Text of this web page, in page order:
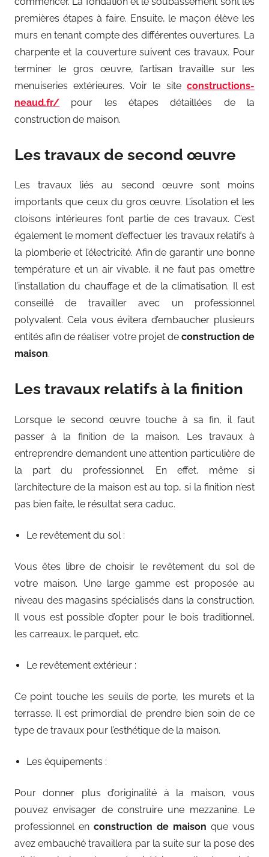
premières étapes à faire. Ensuite, le maçon élève les
murs en tenant compte des différentes ouvertures. La
charpente et la couverture suivent ces travaux. Pour
terminer le gros œuvre, l’artisan travaille sur les
menuiseries extérieures. Voir le site constructions-
neaud.fr/ pour les étapes détaillées de la
construction de maison.
Les travaux de second œuvre
Les travaux liés au second œuvre sont moins
importants que ceux du gros œuvre. L’isolation et les
cloisons intérieures font partie de ces travaux. C’est
également le moment d’effectuer les travaux relatifs à
la plomberie et l’électricité. Afin de garantir une bonne
température et un air vivable, il ne faut pas omettre
l’installation du chauffage et de la climatisation. Il est
conseillé de travailler avec un professionnel
polyvalent. Cela vous évitera d’embaucher plusieurs
entités afin de réaliser votre projet de construction de
maison.
Les travaux relatifs à la finition
Lorsque le second œuvre touche à sa fin, il faut
passer à la finition de la maison. Les travaux à
entreprendre demandent une attention particulière de
la part du professionnel. En effet, même si
l’architecture de la maison est au top, si la finition n’est
pas bien faite, le résultat sera caduc.
Le revêtement du sol :
Vous êtes libre de choisir le revêtement du sol de
votre maison. Une large gamme est proposée au
niveau des magasins spécialisés dans la construction.
Il vous est possible d’opter pour le bois traditionnel,
les carreaux, le parquet, etc.
Le revêtement extérieur :
Ce point touche les seuils de porte, les murets et la
terrasse. Il est primordial de prendre bien soin de ce
type de travaux pour l’esthétique de la maison.
Les équipements :
Pour donner plus d’originalité à la maison, vous
pouvez envisager de construire une mezzanine. Le
professionnel en construction de maison que vous
avez embauché travaillera par la suite sur la pose des